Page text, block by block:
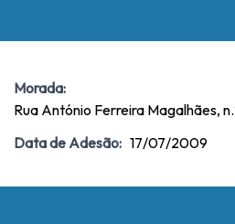
Morada:
Rua António Ferreira Magalhães,
Data de Adesão: 17/07/2009